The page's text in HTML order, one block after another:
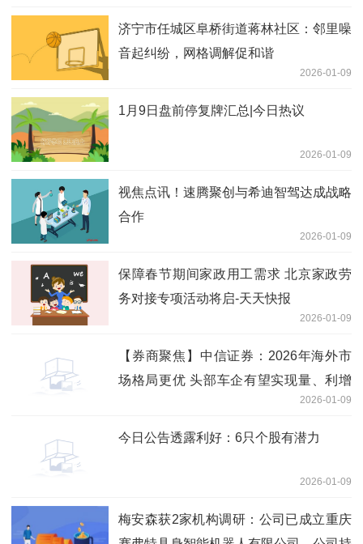
济宁市任城区阜桥街道蒋林社区：邻里噪
音起纠纷，网格调解促和谐
2026-01-09
1月9日盘前停复牌汇总|今日热议
2026-01-09
视焦点讯！速腾聚创与希迪智驾达成战略
合作
2026-01-09
保障春节期间家政用工需求 北京家政劳
务对接专项活动将启-天天快报
2026-01-09
【券商聚焦】中信证券：2026年海外市
场格局更优 头部车企有望实现量、利增
2026-01-09
今日公告透露利好：6只个股有潜力
2026-01-09
梅安森获2家机构调研：公司已成立重庆